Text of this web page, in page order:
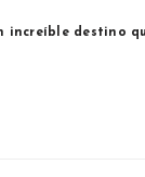
increíble destino